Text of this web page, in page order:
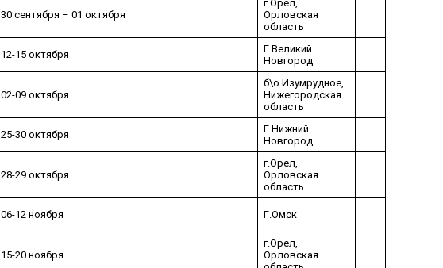
30 сентября – 01 октября
г.​Орел,
Орловская
область
12-15 октября
Г.Великий
Новгород
02-09 октября
б\о Изумрудное,
Нижегородская
область
25-30 октября
Г.Нижний
Новгород
28-29 октября
г.​Орел,
Орловская
область
06-12 ноября Г.Омск
15-20 ноября
г.​Орел,
Орловская